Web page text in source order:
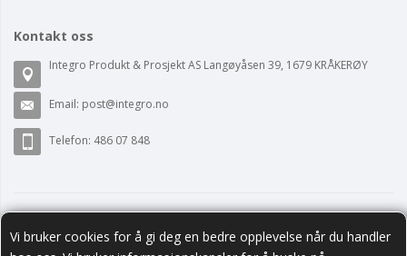
Vi bruker cookies for å gi deg en bedre opplevelse når du handler
Kontakt oss
Integro Produkt & Prosjekt AS Langøyåsen 39, 1679 KRÅKERØY
Email: post@integro.no
Telefon: 486 07 848